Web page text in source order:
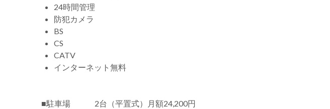
24時間管理
防犯カメラ
BS
CS
CATV
インターネット無料
■駐車場 2台（平置式）月額24,200円